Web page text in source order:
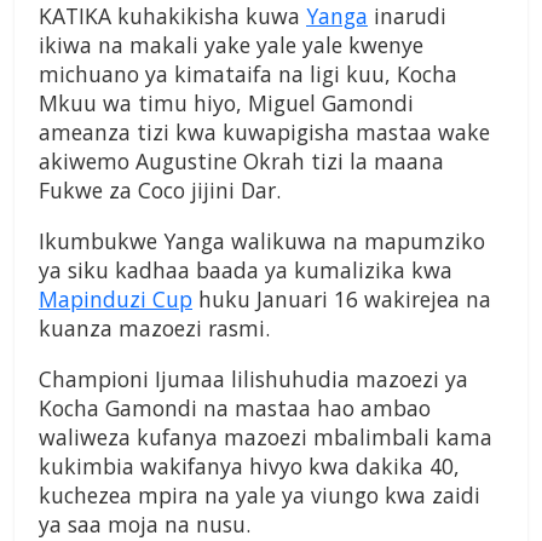
KATIKA kuhakikisha kuwa Yanga inarudi
ikiwa na makali yake yale yale kwenye
michuano ya kimataifa na ligi kuu, Kocha
Mkuu wa timu hiyo, Miguel Gamondi
ameanza tizi kwa kuwapigisha mastaa wake
akiwemo Augustine Okrah tizi la maana
Fukwe za Coco jijini Dar.
Ikumbukwe Yanga walikuwa na mapumziko
ya siku kadhaa baada ya kumalizika kwa
Mapinduzi Cup huku Januari 16 wakirejea na
kuanza mazoezi rasmi.
Championi Ijumaa lilishuhudia mazoezi ya
Kocha Gamondi na mastaa hao ambao
waliweza kufanya mazoezi mbalimbali kama
kukimbia wakifanya hivyo kwa dakika 40,
kuchezea mpira na yale ya viungo kwa zaidi
ya saa moja na nusu.